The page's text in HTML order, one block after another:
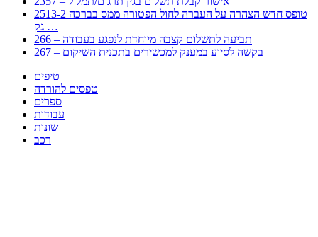
2513-2 טופס חדש הצהרה על העברה לחול הפטורה ממס בברכה
גק …
266 – תביעה לתשלום קצבה מיוחדת לנפגע בעבודה
267 – בקשה לסיוע במענק למכשירים בתכנית השיקום
טיפים
טפסים להורדה
ספרים
עבודות
שונות
רכב